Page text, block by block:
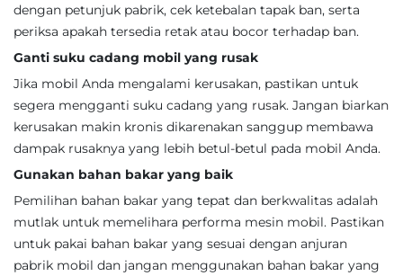
dengan petunjuk pabrik, cek ketebalan tapak ban, serta
periksa apakah tersedia retak atau bocor terhadap ban.
Ganti suku cadang mobil yang rusak
Jika mobil Anda mengalami kerusakan, pastikan untuk
segera mengganti suku cadang yang rusak. Jangan biarkan
kerusakan makin kronis dikarenakan sanggup membawa
dampak rusaknya yang lebih betul-betul pada mobil Anda.
Gunakan bahan bakar yang baik
Pemilihan bahan bakar yang tepat dan berkwalitas adalah
mutlak untuk memelihara performa mesin mobil. Pastikan
untuk pakai bahan bakar yang sesuai dengan anjuran
pabrik mobil dan jangan menggunakan bahan bakar yang